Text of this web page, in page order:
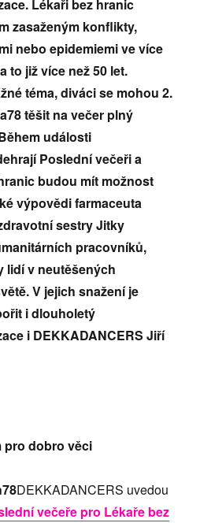
Lékaři bez hranic
zasaženým konflikty,
nebo epidemiemi ve více
to již více než 50 let.
téma, diváci se mohou 2.
těšit na večer plný
události
Poslední večeři a
budou mít možnost
výpovědi farmaceuta
sestry Jitky
pracovníků,
lidí v neutěšených
V jejich snažení je
i dlouholetý
i DEKKADANCERS Jiří
pro dobro věci
DEKKADANCERS uvedou
večeře pro Lékaře bez